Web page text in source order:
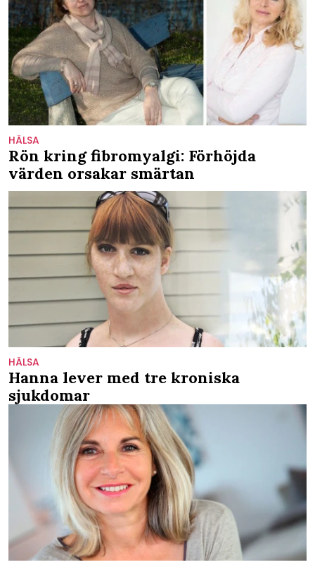
HÄLSA
Rön kring fibromyalgi: Förhöjda
värden orsakar smärtan
HÄLSA
Hanna lever med tre kroniska
sjukdomar